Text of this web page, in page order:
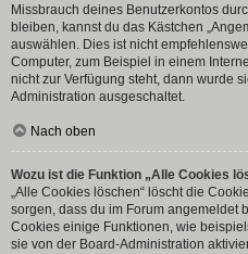
Missbrauch deines Benutzerkontos
bleiben, kannst du das Kästchen
auswählen. Dies ist nicht
Computer, zum Beispiel in einem
nicht zur Verfügung steht, dann wurde
Administration ausgeschaltet.
Nach oben
Wozu ist die Funktion „Alle Cookies
„Alle Cookies löschen“ löscht die
sorgen, dass du im Forum angemeldet
Cookies einige Funktionen, wie
sie von der Board-Administration